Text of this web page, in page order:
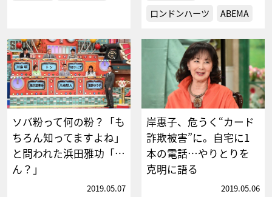
ロンドンハーツ
ABEMA
ソバ粉って何の粉？「も
ちろん知ってますよね」
と問われた浜田雅功「…
ん？」
2019.05.07
岸惠子、危うく“カード
詐欺被害”に。自宅に1
本の電話…やりとりを
克明に語る
2019.05.06